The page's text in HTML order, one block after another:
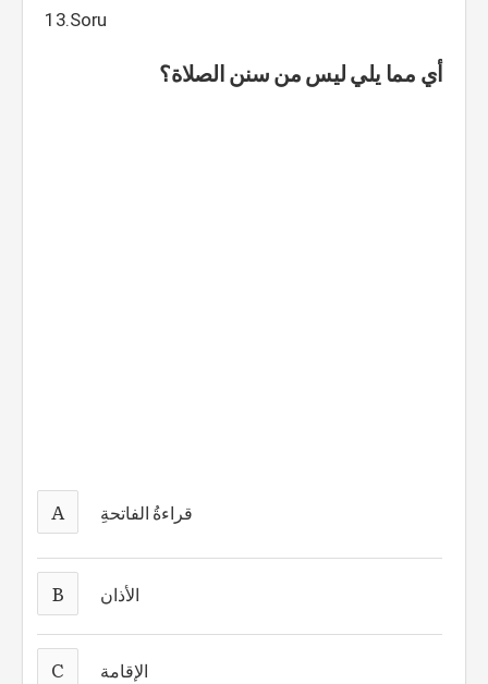
13.Soru
أي مما يلي ليس من سنن الصلاة؟
A قراءةُ الفاتحةِ
B الأذان
C الإقامة